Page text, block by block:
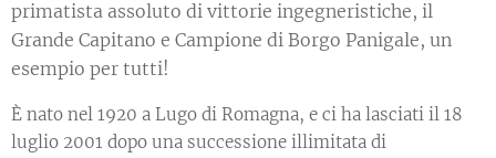
primatista assoluto di vittorie ingegneristiche, il
Grande Capitano e Campione di Borgo Panigale, un
esempio per tutti!
È nato nel 1920 a Lugo di Romagna, e ci ha lasciati il 18
luglio 2001 dopo una successione illimitata di